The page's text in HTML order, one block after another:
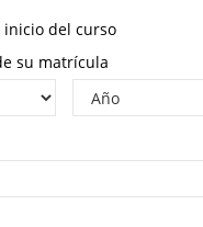
del curso
su matrícula